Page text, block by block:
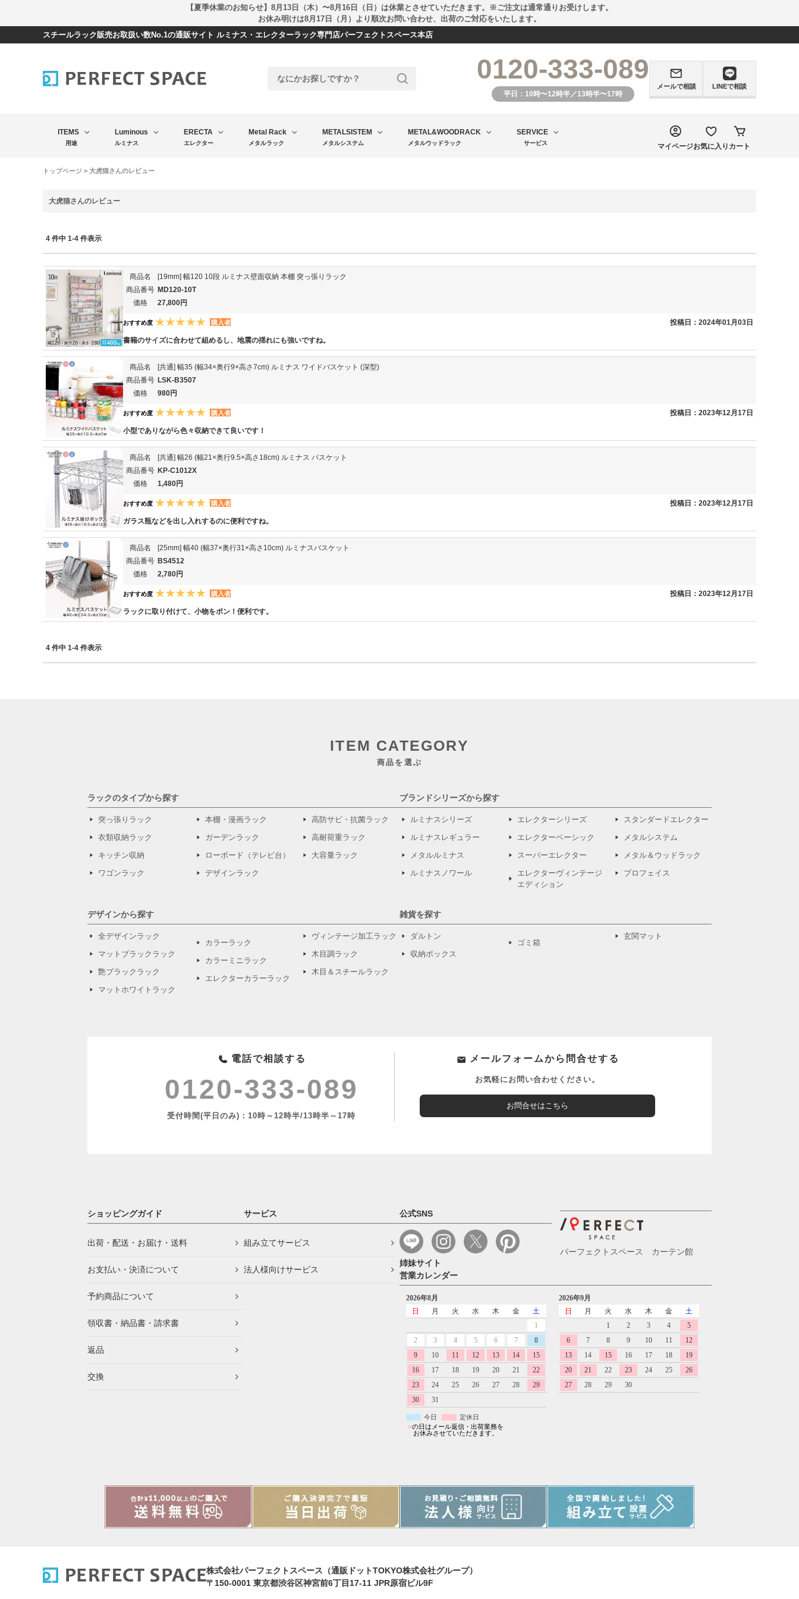
【夏季休業のお知らせ】8月13日（木）〜8月16日（日）は休業とさせていただきます。※ご注文は通常通りお受けします。
お休み明けは8月17日（月）より順次お問い合わせ、出荷のご対応をいたします。
スチールラック販売お取扱い数No.1の通販サイト ルミナス・エレクターラック専門店パーフェクトスペース本店
0120-333-089
平日：10時〜12時半／13時半〜17時
メールで相談 LINEで相談
ITEMS
用途
Luminous
ルミナス
ERECTA
エレクター
Metal Rack
メタルラック
METALSISTEM
メタルシステム
METAL&WOODRACK
メタルウッドラック
SERVICE
サービス マイページお気に入り カート
トップページ > 大虎猫さんのレビュー
大虎猫さんのレビュー
4 件中 1-4 件表示
商品名
[19mm] 幅120 10段 ルミナス壁面収納 本棚 突っ張りラック
商品番号 MD120-10T
価格
27,800円
投稿日：2024年01月03日
おすすめ度 購入者
書籍のサイズに合わせて組めるし、地震の揺れにも強いですね。
商品名
[共通] 幅35 (幅34×奥行9×高さ7cm) ルミナス ワイドバスケット (深型)
商品番号 LSK-B3507
価格
980円
投稿日：2023年12月17日
おすすめ度 購入者
小型でありながら色々収納できて良いです！
商品名
[共通] 幅26 (幅21×奥行9.5×高さ18cm) ルミナス バスケット
商品番号 KP-C1012X
価格
1,480円
投稿日：2023年12月17日
おすすめ度 購入者
ガラス瓶などを出し入れするのに便利ですね。
商品名
[25mm] 幅40 (幅37×奥行31×高さ10cm) ルミナスバスケット
商品番号 BS4512
価格
2,780円
投稿日：2023年12月17日
おすすめ度 購入者
ラックに取り付けて、小物をポン！便利です。
4 件中 1-4 件表示